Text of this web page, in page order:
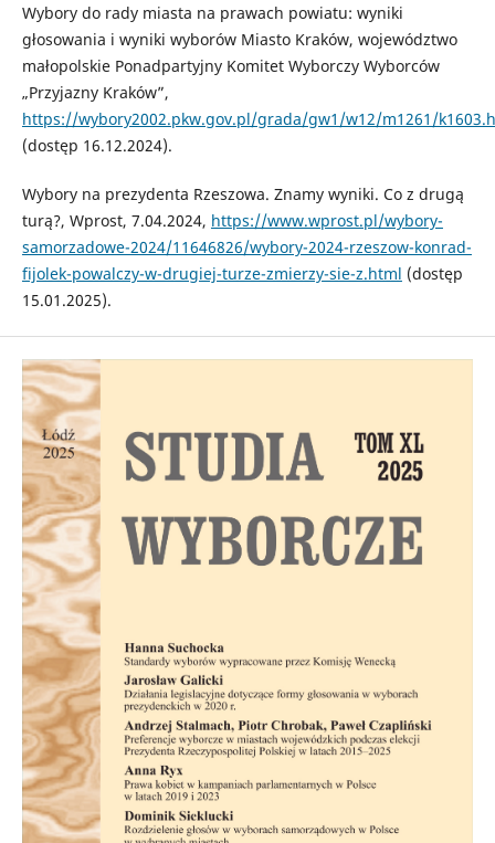
Wybory do rady miasta na prawach powiatu: wyniki
głosowania i wyniki wyborów Miasto Kraków, województwo
małopolskie Ponadpartyjny Komitet Wyborczy Wyborców
„Przyjazny Kraków”,
https://wybory2002.pkw.gov.pl/grada/gw1/w12/m1261/
(dostęp 16.12.2024).
Wybory na prezydenta Rzeszowa. Znamy wyniki. Co z drugą
turą?, Wprost, 7.04.2024, https://www.wprost.pl/wybory-
samorzadowe-2024/11646826/wybory-2024-rzeszow-konrad-
fijolek-powalczy-w-drugiej-turze-zmierzy-sie-z.html (dostęp
15.01.2025).